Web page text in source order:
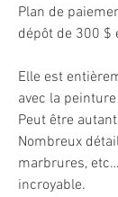
Plan de
dépôt de 300 $
Elle est
avec la
Peut être
Nombreux
marbrures,
incroyable.